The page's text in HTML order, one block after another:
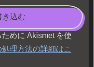
き込む
めに Akismet を使
理方法の詳細はこ